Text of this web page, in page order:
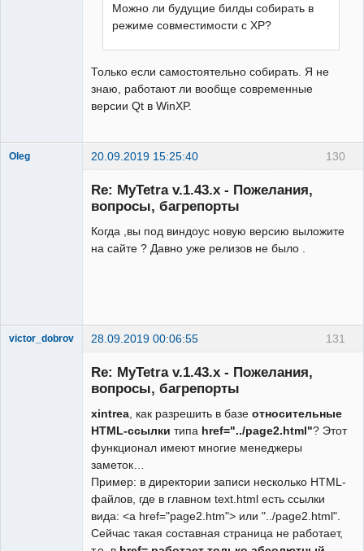
Можно ли будущие билды собирать в
режиме совместимости с XP?
Только если самостоятельно собирать. Я не
знаю, работают ли вообще современные
версии Qt в WinXP.
130
Oleg 20.09.2019 15:25:40
Re: MyTetra v.1.43.x - Пожелания,
вопросы, багрепорты
Когда ,вы под виндоус новую версию выложите
на сайте ? Давно уже релизов не было .
131
victor_dobrov 28.09.2019 00:06:55
Re: MyTetra v.1.43.x - Пожелания,
вопросы, багрепорты
xintrea, как разрешить в базе относительные
HTML-ссылки типа href="../page2.html"? Этот
функционал имеют многие менеджеры
заметок…
Пример: в директории записи несколько HTML-
файлов, где в главном text.html есть ссылки
вида: <a href="page2.htm"> или "../page2.html".
Сейчас такая составная страница не работает,